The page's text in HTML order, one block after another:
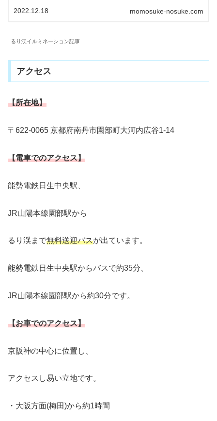
備える【るり渓温泉】、アニマルパーク(...
momosuke-nosuke.com
2022.12.18
るり渓イルミネーション記事
アクセス
【所在地】
〒622-0065 京都府南丹市園部町大河内広谷1-14
【電車でのアクセス】
能勢電鉄日生中央駅、
JR山陽本線園部駅から
るり渓まで無料送迎バスが出ています。
能勢電鉄日生中央駅からバスで約35分、
JR山陽本線園部駅から約30分です。
【お車でのアクセス】
京阪神の中心に位置し、
アクセスし易い立地です。
・大阪方面(梅田)から約1時間